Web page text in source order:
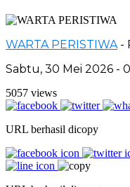
WARTA PERISTIWA -
Sabtu, 30 Mei 2026 -
5057 views
URL berhasil dicopy